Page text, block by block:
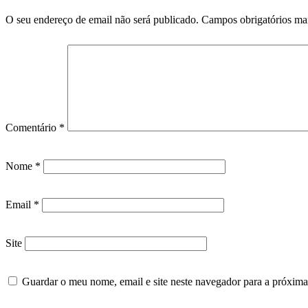
O seu endereço de email não será publicado. Campos obrigatórios
Comentário *
Nome *
Email *
Site
Guardar o meu nome, email e site neste navegador para a